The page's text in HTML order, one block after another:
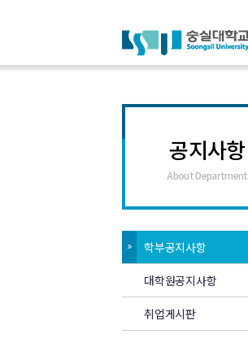
공지사항
About Department
학부공지사항
대학원공지사항
취업게시판